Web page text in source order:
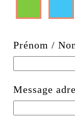
Prénom /
Message